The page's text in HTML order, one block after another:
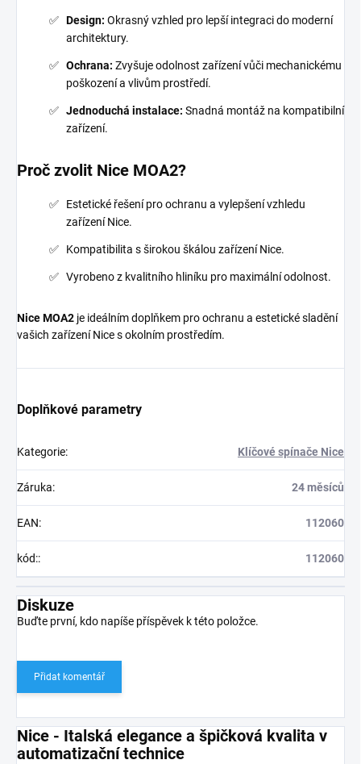
Design: Okrasný vzhled pro lepší integraci do moderní
architektury.
Ochrana: Zvyšuje odolnost zařízení vůči mechanickému
poškození a vlivům prostředí.
Jednoduchá instalace: Snadná montáž na kompatibilní
zařízení.
Proč zvolit Nice MOA2?
Estetické řešení pro ochranu a vylepšení vzhledu
zařízení Nice.
Kompatibilita s širokou škálou zařízení Nice.
Vyrobeno z kvalitního hliníku pro maximální odolnost.
Nice MOA2 je ideálním doplňkem pro ochranu a estetické sladění
vašich zařízení Nice s okolním prostředím.
Doplňkové parametry
Kategorie: Klíčové spínače Nice
Záruka: 24 měsíců
EAN: 112060
kód:: 112060
Diskuze
Buďte první, kdo napíše příspěvek k této položce.
Přidat komentář
Nice - Italská elegance a špičková kvalita v
automatizační technice